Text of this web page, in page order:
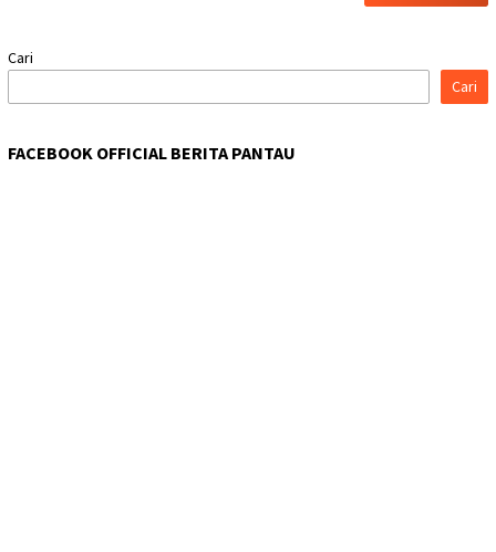
Cari
Cari
FACEBOOK OFFICIAL BERITA PANTAU